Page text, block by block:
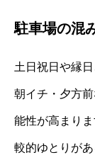
駐車場の混
土日祝日や縁
朝イチ・夕方
能性が高まり
較的ゆとりが